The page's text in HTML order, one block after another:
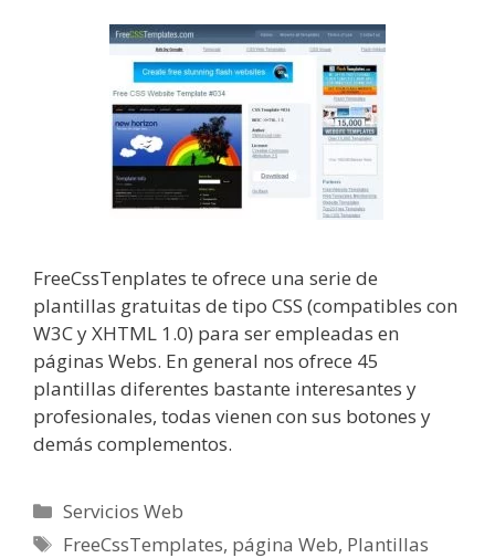
FreeCssTenplates te ofrece una serie de
plantillas gratuitas de tipo CSS (compatibles con
W3C y XHTML 1.0) para ser empleadas en
páginas Webs. En general nos ofrece 45
plantillas diferentes bastante interesantes y
profesionales, todas vienen con sus botones y
demás complementos.
Categorías
Servicios Web
Etiquetas
FreeCssTemplates, página Web, Plantillas